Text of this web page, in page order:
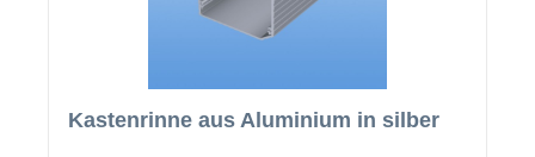
Kastenrinne aus Aluminium in silber